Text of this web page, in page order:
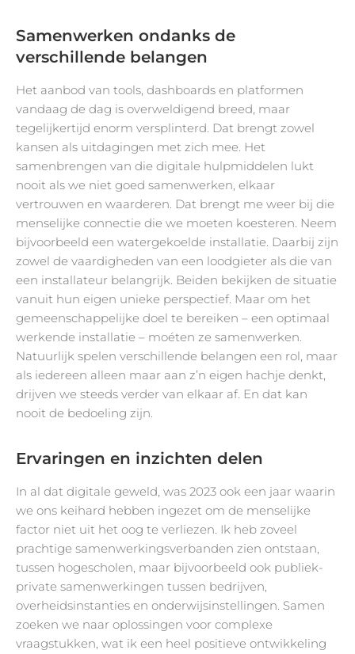
Samenwerken ondanks de
verschillende belangen
Het aanbod van tools, dashboards en platformen
vandaag de dag is overweldigend breed, maar
tegelijkertijd enorm versplinterd. Dat brengt zowel
kansen als uitdagingen met zich mee. Het
samenbrengen van die digitale hulpmiddelen lukt
nooit als we niet goed samenwerken, elkaar
vertrouwen en waarderen. Dat brengt me weer bij die
menselijke connectie die we moeten koesteren. Neem
bijvoorbeeld een watergekoelde installatie. Daarbij zijn
zowel de vaardigheden van een loodgieter als die van
een installateur belangrijk. Beiden bekijken de situatie
vanuit hun eigen unieke perspectief. Maar om het
gemeenschappelijke doel te bereiken – een optimaal
werkende installatie – moéten ze samenwerken.
Natuurlijk spelen verschillende belangen een rol, maar
als iedereen alleen maar aan z’n eigen hachje denkt,
drijven we steeds verder van elkaar af. En dat kan
nooit de bedoeling zijn.
Ervaringen en inzichten delen
In al dat digitale geweld, was 2023 ook een jaar waarin
we ons keihard hebben ingezet om de menselijke
factor niet uit het oog te verliezen. Ik heb zoveel
prachtige samenwerkingsverbanden zien ontstaan,
tussen hogescholen, maar bijvoorbeeld ook publiek-
private samenwerkingen tussen bedrijven,
overheidsinstanties en onderwijsinstellingen. Samen
zoeken we naar oplossingen voor complexe
vraagstukken, wat ik een heel positieve ontwikkeling